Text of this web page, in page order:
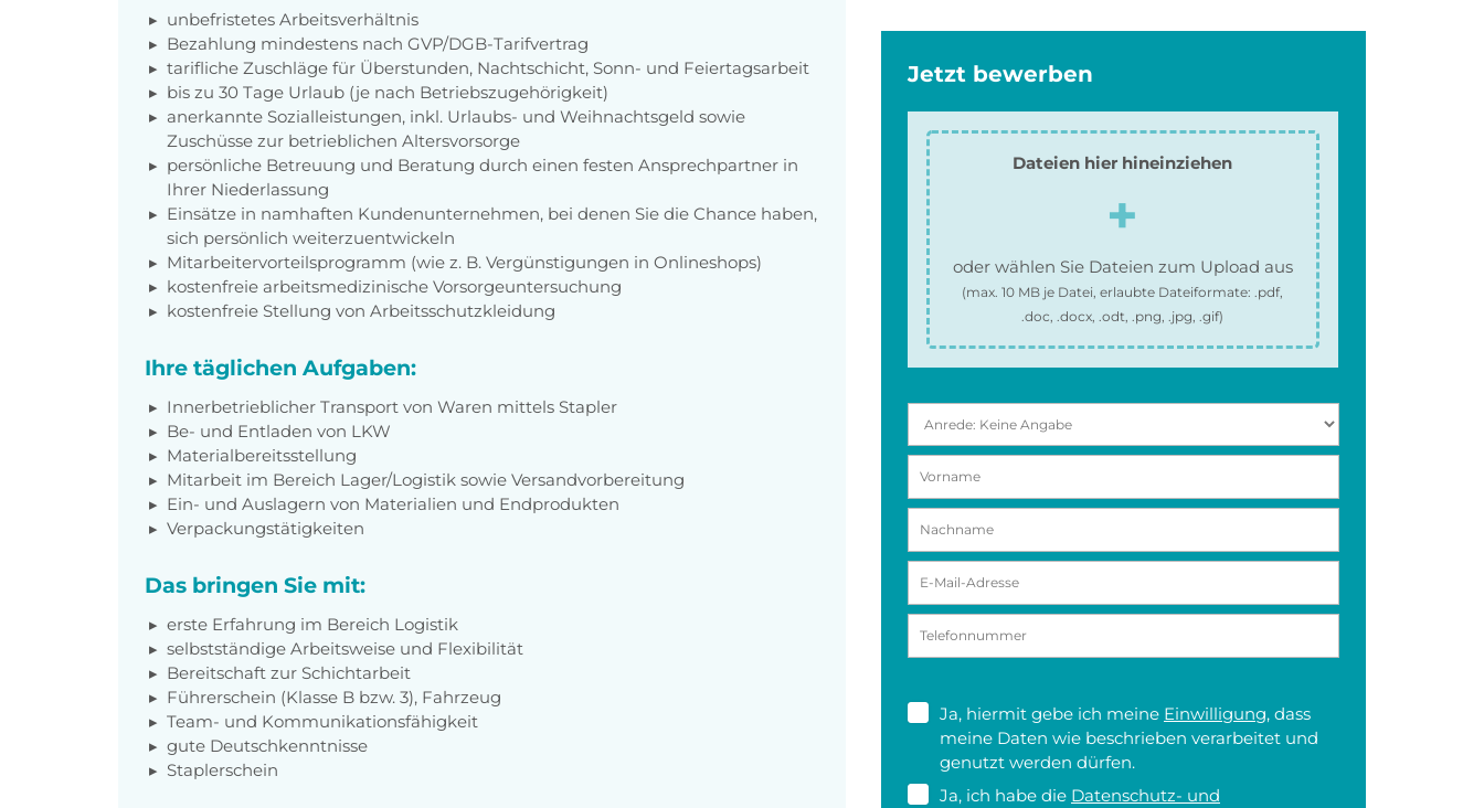
unbefristetes Arbeitsverhältnis
Bezahlung mindestens nach GVP/DGB-Tarifvertrag
tarifliche Zuschläge für Überstunden, Nachtschicht, Sonn- und Feiertagsarbeit
bis zu 30 Tage Urlaub (je nach Betriebszugehörigkeit)
anerkannte Sozialleistungen, inkl. Urlaubs- und Weihnachtsgeld sowie
Zuschüsse zur betrieblichen Altersvorsorge
persönliche Betreuung und Beratung durch einen festen Ansprechpartner in
Ihrer Niederlassung
Einsätze in namhaften Kundenunternehmen, bei denen Sie die Chance haben,
sich persönlich weiterzuentwickeln
Mitarbeitervorteilsprogramm (wie z. B. Vergünstigungen in Onlineshops)
kostenfreie arbeitsmedizinische Vorsorgeuntersuchung
kostenfreie Stellung von Arbeitsschutzkleidung
Ihre täglichen Aufgaben:
Innerbetrieblicher Transport von Waren mittels Stapler
Be- und Entladen von LKW
Materialbereitsstellung
Mitarbeit im Bereich Lager/Logistik sowie Versandvorbereitung
Ein- und Auslagern von Materialien und Endprodukten
Verpackungstätigkeiten
Das bringen Sie mit:
erste Erfahrung im Bereich Logistik
selbstständige Arbeitsweise und Flexibilität
Bereitschaft zur Schichtarbeit
Führerschein (Klasse B bzw. 3), Fahrzeug
Team- und Kommunikationsfähigkeit
gute Deutschkenntnisse
Staplerschein
Jetzt bewerben
Dateien hier hineinziehen
oder wählen Sie Dateien zum Upload aus
(max.10 MB je Datei, erlaubte Dateiformate:.pdf,
.doc, .docx, .odt, .png, .jpg, .gif)
Ja, hiermit gebe ich meine Einwilligung, dass
meine Daten wie beschrieben verarbeitet und
genutzt werden dürfen.
Ja, ich habe die Datenschutz- und